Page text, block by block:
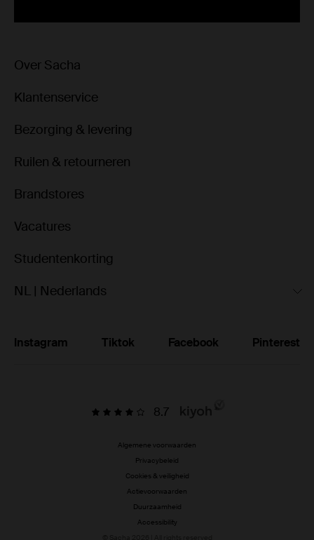
Over Sacha
Klantenservice
Bezorging & levering
Ruilen & retourneren
Brandstores
Vacatures
Studentenkorting
NL | Nederlands
Instagram Tiktok Facebook Pinterest
8.7
Algemene voorwaarden
Privacybeleid
Cookies & veiligheid
Actievoorwaarden
Duurzaamheid
Accessibility